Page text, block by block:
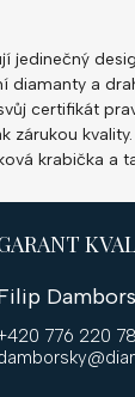
jedinečný
diamanty a
certifikát
zárukou
krabička a
776 220